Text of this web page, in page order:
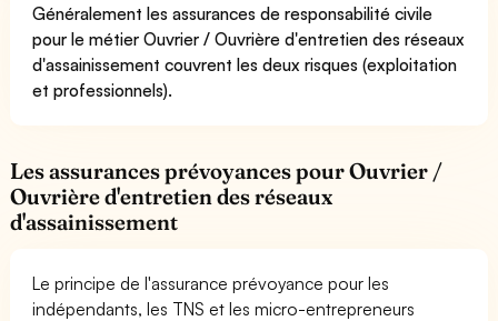
Généralement les assurances de responsabilité civile
pour le métier Ouvrier / Ouvrière d'entretien des réseaux
d'assainissement couvrent les deux risques (exploitation
et professionnels).
Les assurances prévoyances pour Ouvrier /
Ouvrière d'entretien des réseaux
d'assainissement
Le principe de l'assurance prévoyance pour les
indépendants, les TNS et les micro-entrepreneurs